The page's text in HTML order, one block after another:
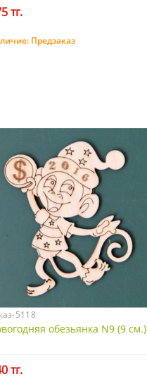
тг.
Предзаказ
Предзаказ
5118
обезьянка N9 (9 см.)
тг.